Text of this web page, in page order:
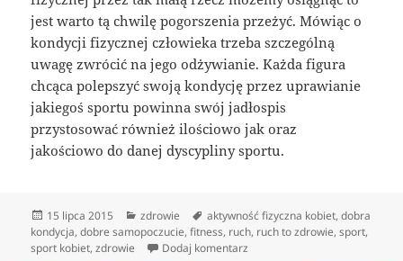
jest warto tą chwilę pogorszenia przeżyć. Mówiąc o
kondycji fizycznej człowieka trzeba szczególną
uwagę zwrócić na jego odżywianie. Każda figura
chcąca polepszyć swoją kondycję przez uprawianie
jakiegoś sportu powinna swój jadłospis
przystosować również ilościowo jak oraz
jakościowo do danej dyscypliny sportu.
Data
publikacji
15 lipca 2015 Kategorie
zdrowie Tagi
aktywność fizyczna kobiet,dobra
kondycja,dobre samopoczucie,fitness, ruch, ruch to zdrowie,sport,
sport kobiet,zdrowie Dodaj komentarz